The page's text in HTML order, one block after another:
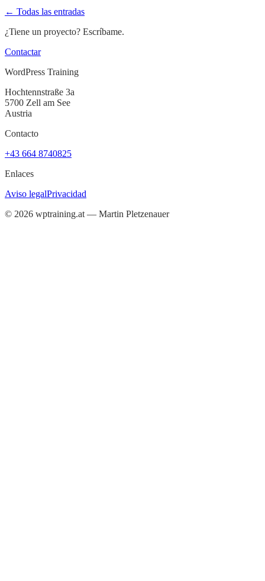
← Todas las entradas
¿Tiene un proyecto? Escríbame.
Contactar
WordPress Training
Hochtennstraße 3a
5700 Zell am See
Austria
Contacto
+43 664 8740825
Enlaces
Aviso legalPrivacidad
© 2026 wptraining.at — Martin Pletzenauer